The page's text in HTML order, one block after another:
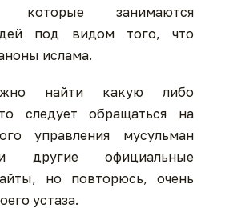
которые занимаются
под видом того, что
ислама.
найти какую либо
следует обращаться на
управления мусульман
другие официальные
но повторюсь, очень
устаза.